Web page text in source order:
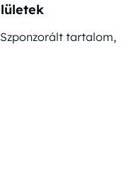
tartalom,